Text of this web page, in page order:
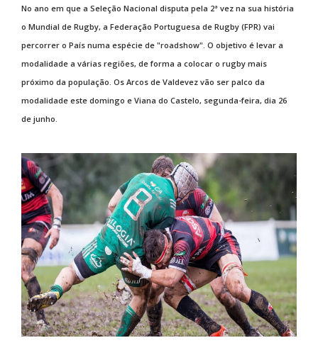
No ano em que a Seleção Nacional disputa pela 2ª vez na sua história
o Mundial de Rugby, a Federação Portuguesa de Rugby (FPR) vai
percorrer o País numa espécie de "roadshow". O objetivo é levar a
modalidade a várias regiões, de forma a colocar o rugby mais
próximo da população. Os Arcos de Valdevez vão ser palco da
modalidade este domingo e Viana do Castelo, segunda-feira, dia 26
de junho.